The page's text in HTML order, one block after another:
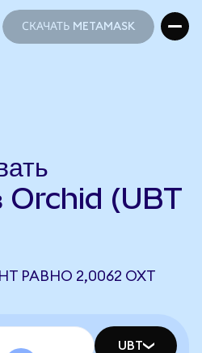
СКАЧАТЬ METAMASK
Orchid (UBT
РАВНО 2,0062 OXT
UBT